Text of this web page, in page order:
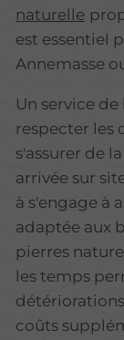
naturelle
est essentiel
Annemasse
Un service
respecter les
s'assurer de
arrivée sur
à s'engage à
adaptée aux
pierres
les temps
coûts